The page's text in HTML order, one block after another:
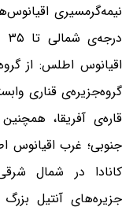
اقیانوس اطلس: از
گروه‌جزیره‌ی قناری
قاره‌ی آفریقا،
جنوبی؛ غرب اقیانوس
کانادا در شمال
جزیره‌های آنتیل